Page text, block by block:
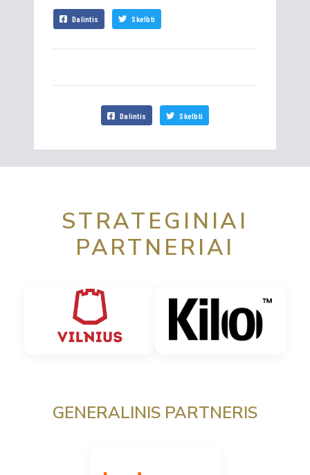
Dalintis Skelbti
Dalintis Skelbti
STRATEGINIAI
PARTNERIAI
GENERALINIS PARTNERIS